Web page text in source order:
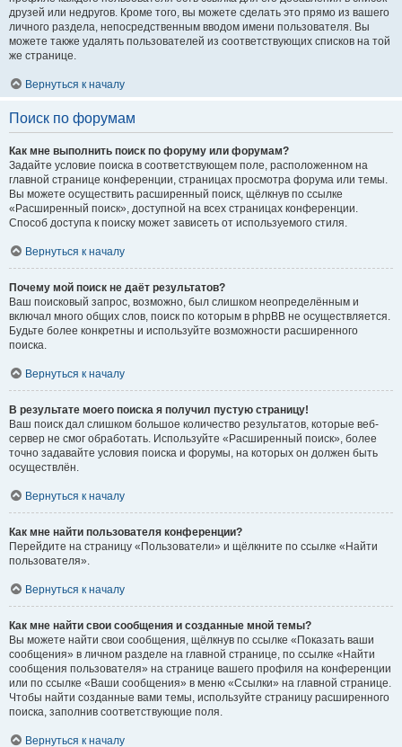
друзей или недругов. Кроме того, вы можете сделать это прямо из вашего
личного раздела, непосредственным вводом имени пользователя. Вы
можете также удалять пользователей из соответствующих списков на той
же странице.
Вернуться к началу
Поиск по форумам
Как мне выполнить поиск по форуму или форумам?
Задайте условие поиска в соответствующем поле, расположенном на
главной странице конференции, страницах просмотра форума или темы.
Вы можете осуществить расширенный поиск, щёлкнув по ссылке
«Расширенный поиск», доступной на всех страницах конференции.
Способ доступа к поиску может зависеть от используемого стиля.
Вернуться к началу
Почему мой поиск не даёт результатов?
Ваш поисковый запрос, возможно, был слишком неопределённым и
включал много общих слов, поиск по которым в phpBB не осуществляется.
Будьте более конкретны и используйте возможности расширенного
поиска.
Вернуться к началу
В результате моего поиска я получил пустую страницу!
Ваш поиск дал слишком большое количество результатов, которые веб-
сервер не смог обработать. Используйте «Расширенный поиск», более
точно задавайте условия поиска и форумы, на которых он должен быть
осуществлён.
Вернуться к началу
Как мне найти пользователя конференции?
Перейдите на страницу «Пользователи» и щёлкните по ссылке «Найти
пользователя».
Вернуться к началу
Как мне найти свои сообщения и созданные мной темы?
Вы можете найти свои сообщения, щёлкнув по ссылке «Показать ваши
сообщения» в личном разделе на главной странице, по ссылке «Найти
сообщения пользователя» на странице вашего профиля на конференции
или по ссылке «Ваши сообщения» в меню «Ссылки» на главной странице.
Чтобы найти созданные вами темы, используйте страницу расширенного
поиска, заполнив соответствующие поля.
Вернуться к началу